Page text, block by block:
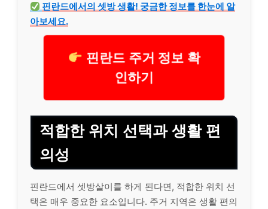
핀란드에서의 셋방 생활! 궁금한 정보를 한눈에 알
아보세요.
핀란드 주거 정보 확
인하기
적합한 위치 선택과 생활 편
의성
핀란드에서 셋방살이를 하게 된다면, 적합한 위치 선
택은 매우 중요한 요소입니다. 주거 지역은 생활 편의